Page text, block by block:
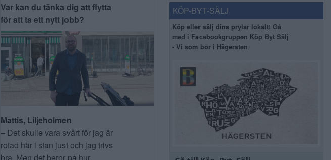
Var kan du tänka dig att flytta
för att ta ett nytt jobb?
Mattis, Liljeholmen
– Det skulle vara svårt för jag är
rotad här i stan just och jag trivs
bra. Men det beror på hur
KÖP-BYT-SÄLJ
Köp eller sälj dina prylar lokalt! Gå
med i Facebookgruppen Köp Byt Sälj
- Vi som bor i Hägersten